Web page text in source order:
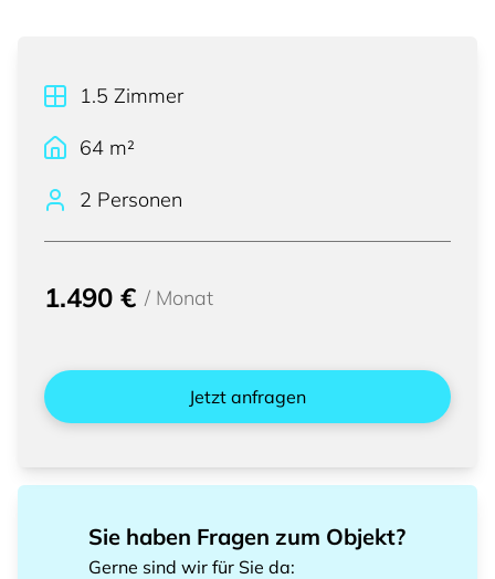
1.5 Zimmer
64 m²
2 Personen
1.490 € / Monat
Jetzt anfragen
Sie haben Fragen zum Objekt?
Gerne sind wir für Sie da: